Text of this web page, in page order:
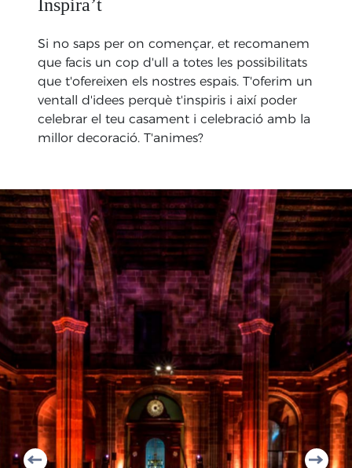
Inspira’t
Si no saps per on començar, et recomanem
que facis un cop d'ull a totes les possibilitats
que t'ofereixen els nostres espais. T'oferim un
ventall d'idees perquè t'inspiris i així poder
celebrar el teu casament i celebració amb la
millor decoració. T'animes?